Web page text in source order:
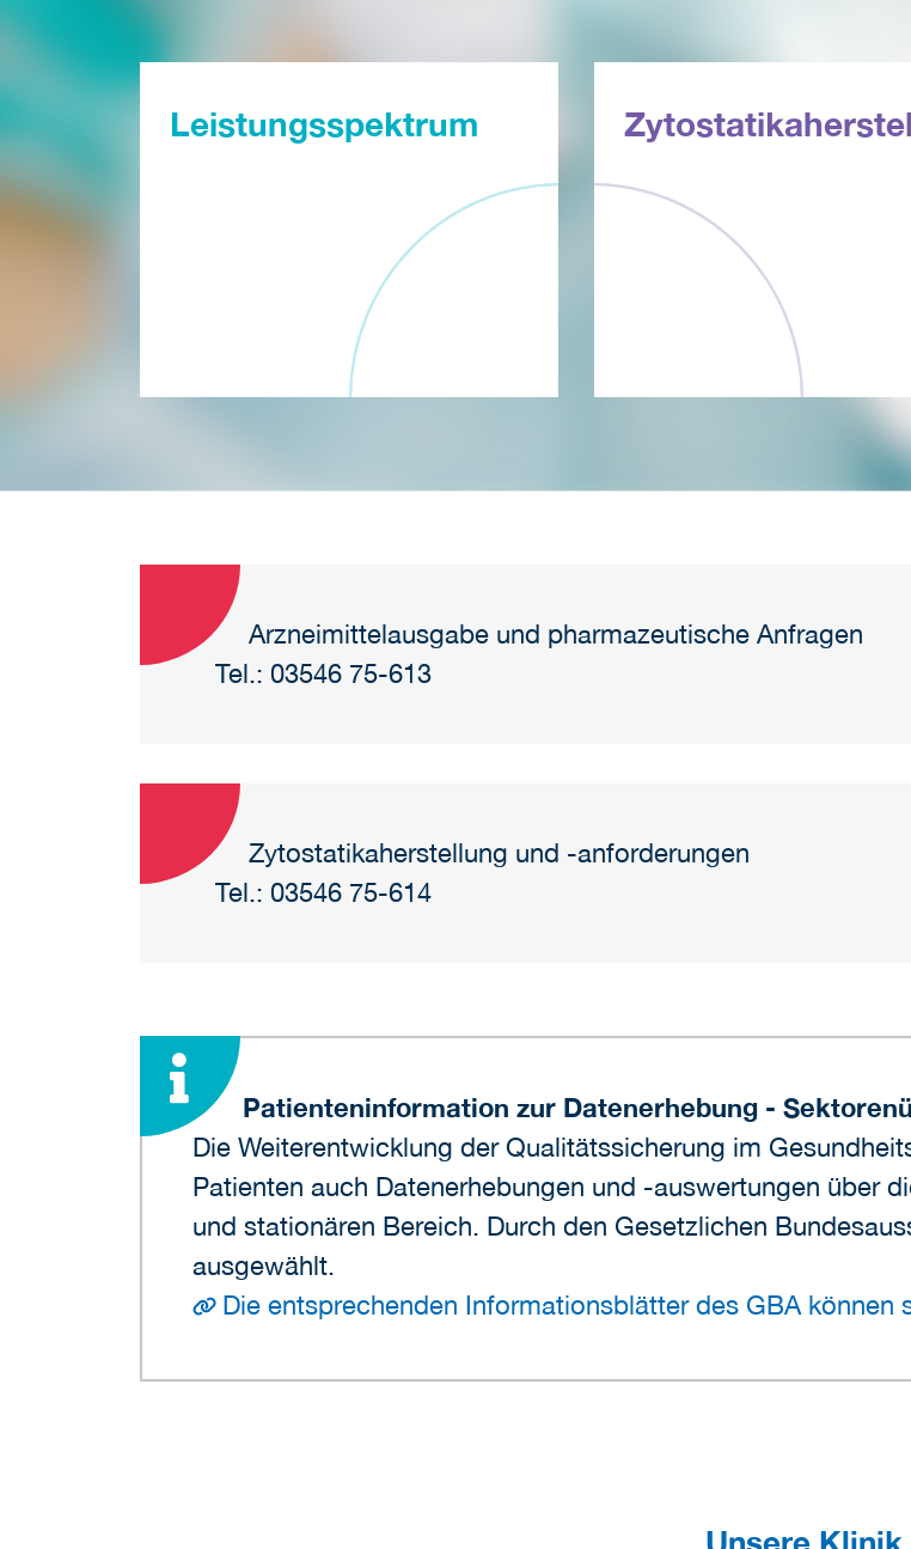
Leistungsspektrum
Arzneimittelausgabe und pharmazeutische Anfragen
Tel.: 03546 75-613
Zytostatikaherstellung und -anforderungen
Tel.: 03546 75-614
Patienteninformation zur Datenerhebung -
Die Weiterentwicklung der Qualitätssicherung im
Patienten auch Datenerhebungen und -auswertungen über
und stationären Bereich. Durch den Gesetzlichen
ausgewählt.
Die entsprechenden Informationsblätter des GBA können